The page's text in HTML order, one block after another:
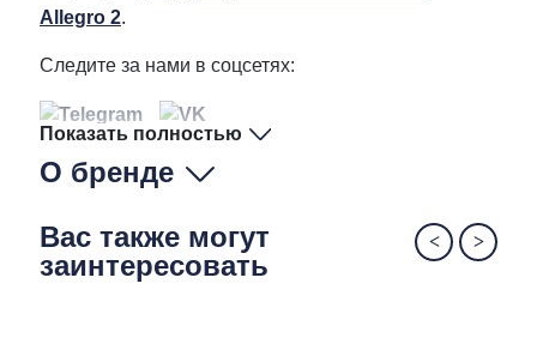
Allegro 2.
Следите за нами в соцсетях:
Показать полностью
О бренде
Вас также могут
заинтересовать